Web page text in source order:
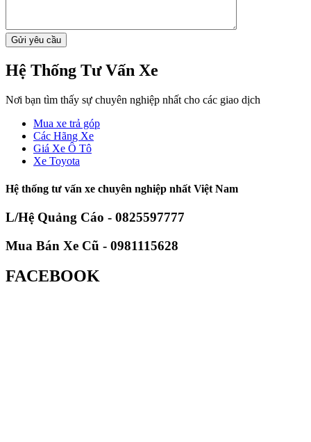
Hệ Thống Tư Vấn Xe
Nơi bạn tìm thấy sự chuyên nghiệp nhất cho các giao dịch
Mua xe trả góp
Các Hãng Xe
Giá Xe Ô Tô
Xe Toyota
Hệ thống tư vấn xe chuyên nghiệp nhất Việt Nam
L/Hệ Quảng Cáo - 0825597777
Mua Bán Xe Cũ - 0981115628
FACEBOOK